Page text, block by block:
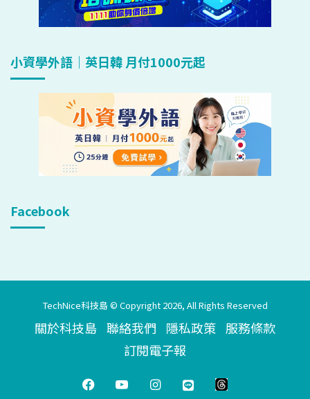
小資學外語｜英日韓 月付1000元起
Facebook
TechNice科技島 © Copyright 2026, All Rights Reserved
關於科技島 聯絡我們 隱私政策 服務條款
訂閱電子報